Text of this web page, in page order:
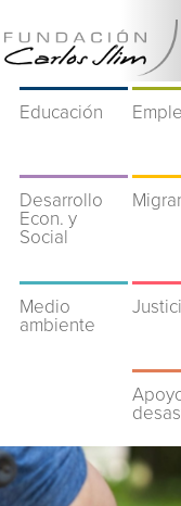
Educación
Desarrollo
Econ. y
Social
Medio
ambiente